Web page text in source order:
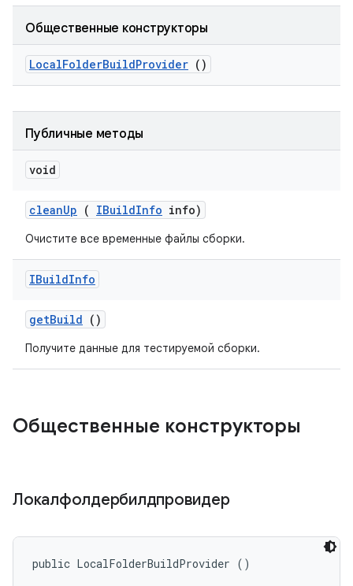
Общественные конструкторы
LocalFolderBuildProvider ()
Публичные методы
void
cleanUp ( IBuildInfo info)
Очистите все временные файлы сборки.
IBuildInfo
getBuild ()
Получите данные для тестируемой сборки.
Общественные конструкторы
Локалфолдербилдпровидер
public LocalFolderBuildProvider ()